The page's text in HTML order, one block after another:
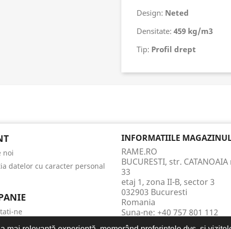
Design: Neted
Densitate: 459 kg/m3
Tip: Profil drept
noi
datelor cu caracter personal
ne
ului
INFORMATIILE
RAME.RO
BUCURESTI, str. CATANOAIA
33
etaj 1, zona II-B, sector 3
032903 Bucuresti
Romania
Suna-ne: +40 757 801 112
Trimite-ne un mesaj la: